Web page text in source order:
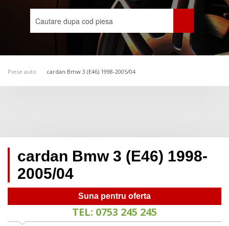
Piese auto cardan Bmw 3 (E46) 1998-2005/04
cardan Bmw 3 (E46) 1998-
2005/04
Suna pentru oferta
TEL: 0753 245 245